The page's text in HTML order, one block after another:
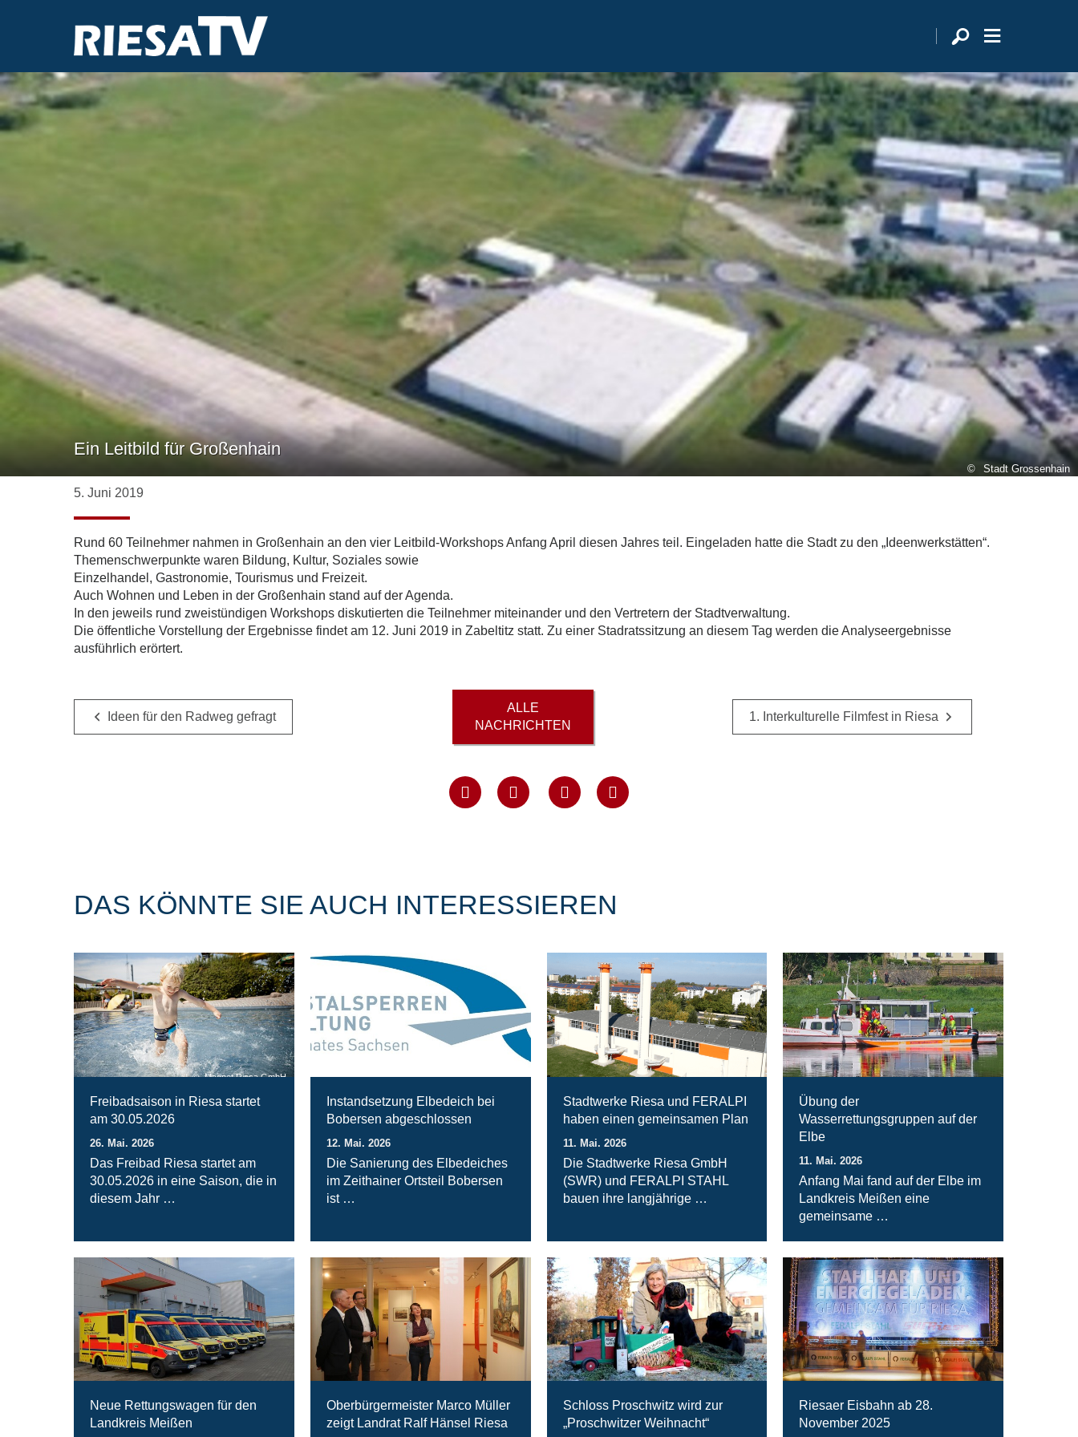
Stadt Grossenhain
Ein Leitbild für Großenhain
5. Juni 2019
Rund 60 Teilnehmer nahmen in Großenhain an den vier Leitbild-Workshops Anfang April diesen Jahres teil. Eingeladen hatte die Stadt zu den „Ideenwerkstätten“.
Themenschwerpunkte waren Bildung, Kultur, Soziales sowie
Einzelhandel, Gastronomie, Tourismus und Freizeit.
Auch Wohnen und Leben in der Großenhain stand auf der Agenda.
In den jeweils rund zweistündigen Workshops diskutierten die Teilnehmer miteinander und den Vertretern der Stadtverwaltung.
Die öffentliche Vorstellung der Ergebnisse findet am 12. Juni 2019 in Zabeltitz statt. Zu einer Stadratssitzung an diesem Tag werden die Analyseergebnisse
ausführlich erörtert.
Ideen für den Radweg gefragt
ALLE
NACHRICHTEN
1. Interkulturelle Filmfest in Riesa
DAS KÖNNTE SIE AUCH INTERESSIEREN
Magnet Riesa GmbH
Freibadsaison in Riesa startet
am 30.05.2026
26. Mai. 2026
Das Freibad Riesa startet am
30.05.2026 in eine Saison, die in
diesem Jahr …
Instandsetzung Elbedeich bei
Bobersen abgeschlossen
12. Mai. 2026
Die Sanierung des Elbedeiches
im Zeithainer Ortsteil Bobersen
ist …
Stadtwerke Riesa und FERALPI
haben einen gemeinsamen Plan
11. Mai. 2026
Die Stadtwerke Riesa GmbH
(SWR) und FERALPI STAHL
bauen ihre langjährige …
Übung der
Wasserrettungsgruppen auf der
Elbe
11. Mai. 2026
Anfang Mai fand auf der Elbe im
Landkreis Meißen eine
gemeinsame …
Neue Rettungswagen für den
Landkreis Meißen
Oberbürgermeister Marco Müller
zeigt Landrat Ralf Hänsel Riesa
Schloss Proschwitz wird zur
„Proschwitzer Weihnacht“
Riesaer Eisbahn ab 28.
November 2025